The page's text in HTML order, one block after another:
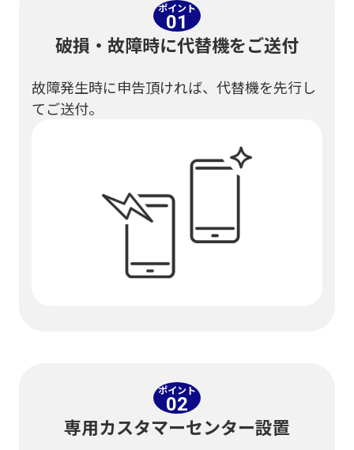
ポイント
01
破損・故障時に代替機をご送付
故障発生時に申告頂ければ、代替機を先行し
てご送付。
ポイント
02
専用カスタマーセンター設置